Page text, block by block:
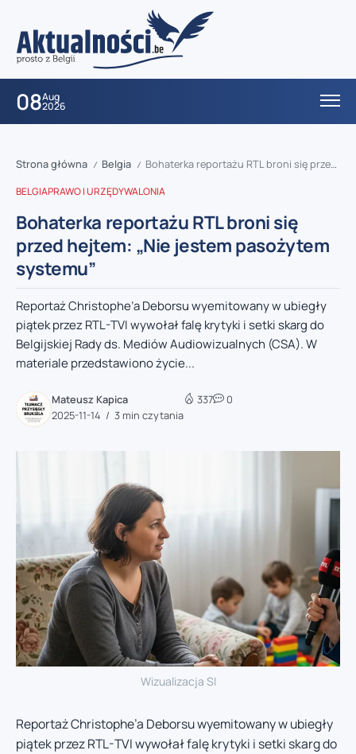
08Aug
2026
Strona główna / Belgia / Bohaterka reportażu RTL broni się przed hejtem: „Nie jestem pasożytem systemu”
BELGIAPRAWO I URZĘDYWALONIA
Bohaterka reportażu RTL broni się
przed hejtem: „Nie jestem pasożytem
systemu”
Reportaż Christophe’a Deborsu wyemitowany w ubiegły
piątek przez RTL-TVI wywołał falę krytyki i setki skarg do
Belgijskiej Rady ds. Mediów Audiowizualnych (CSA). W
materiale przedstawiono życie...
Mateusz Kapica
2025-11-14
3 min czytania
337 0
Wizualizacja SI
Reportaż Christophe’a Deborsu wyemitowany w ubiegły
piątek przez RTL-TVI wywołał falę krytyki i setki skarg do